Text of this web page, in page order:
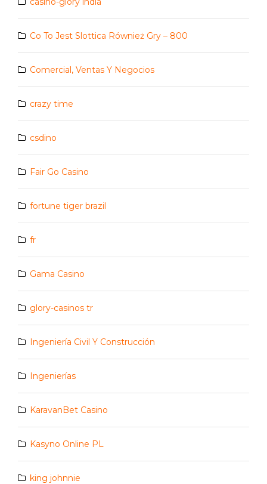
Co To Jest Slottica Również Gry – 800
Comercial, Ventas Y Negocios
crazy time
csdino
Fair Go Casino
fortune tiger brazil
fr
Gama Casino
glory-casinos tr
Ingeniería Civil Y Construcción
Ingenierías
KaravanBet Casino
Kasyno Online PL
king johnnie